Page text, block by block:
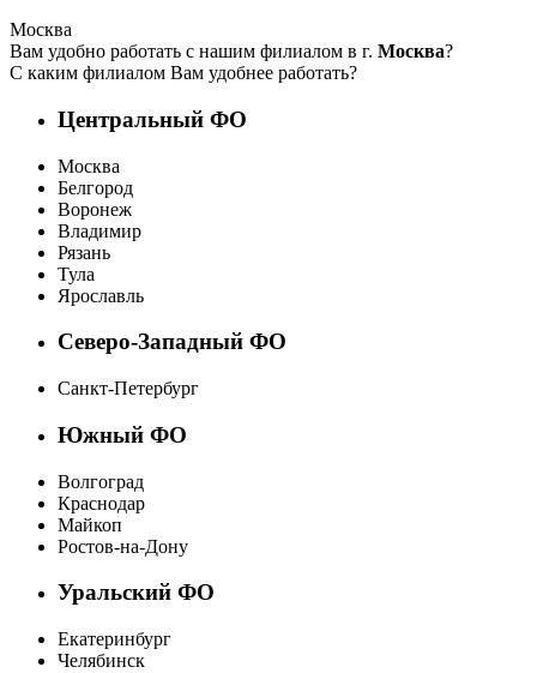
Москва
Вам удобно работать с нашим филиалом в г. Москва?
С каким филиалом Вам удобнее работать?
Центральный ФО
Москва
Белгород
Воронеж
Владимир
Рязань
Тула
Ярославль
Северо-Западный ФО
Санкт-Петербург
Южный ФО
Волгоград
Краснодар
Майкоп
Ростов-на-Дону
Уральский ФО
Екатеринбург
Челябинск